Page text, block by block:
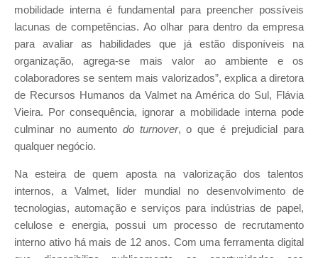
mobilidade interna é fundamental para preencher possíveis
lacunas de competências. Ao olhar para dentro da empresa
para avaliar as habilidades que já estão disponíveis na
organização, agrega-se mais valor ao ambiente e os
colaboradores se sentem mais valorizados”, explica a diretora
de Recursos Humanos da Valmet na América do Sul, Flávia
Vieira. Por consequência, ignorar a mobilidade interna pode
culminar no aumento do turnover, o que é prejudicial para
qualquer negócio.
Na esteira de quem aposta na valorização dos talentos
internos, a Valmet, líder mundial no desenvolvimento de
tecnologias, automação e serviços para indústrias de papel,
celulose e energia, possui um processo de recrutamento
interno ativo há mais de 12 anos. Com uma ferramenta digital